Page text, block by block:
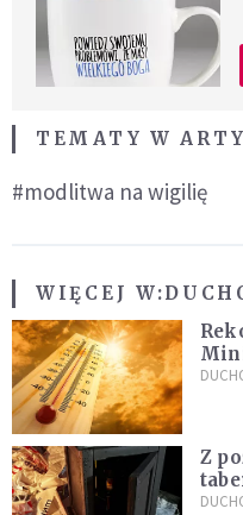
TEMATY W
#modlitwa na wigilię
WIĘCEJ W:
po
Z